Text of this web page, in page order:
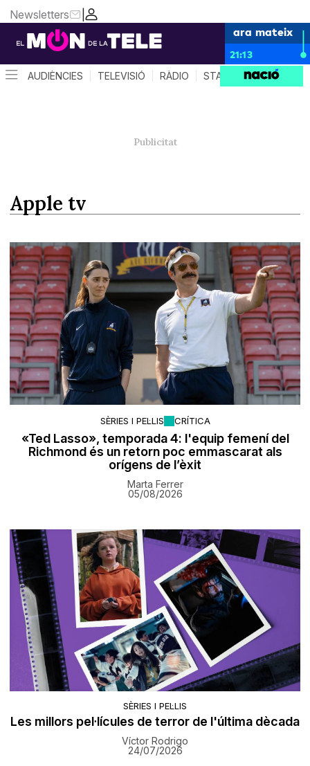
|
Newsletters
ara mateix
21:13
AUDIÈNCIES TELEVISIÓ RÀDIO STAR SYSTEM
apple tv
SÈRIES I PEL·LIS CRÍTICA
«Ted Lasso», temporada 4: l'equip femení del
Richmond és un retorn poc emmascarat als
orígens de l’èxit
Marta Ferrer
05/08/2026
SÈRIES I PEL·LIS
Les millors pel·lícules de terror de l'última dècada
Víctor Rodrigo
24/07/2026